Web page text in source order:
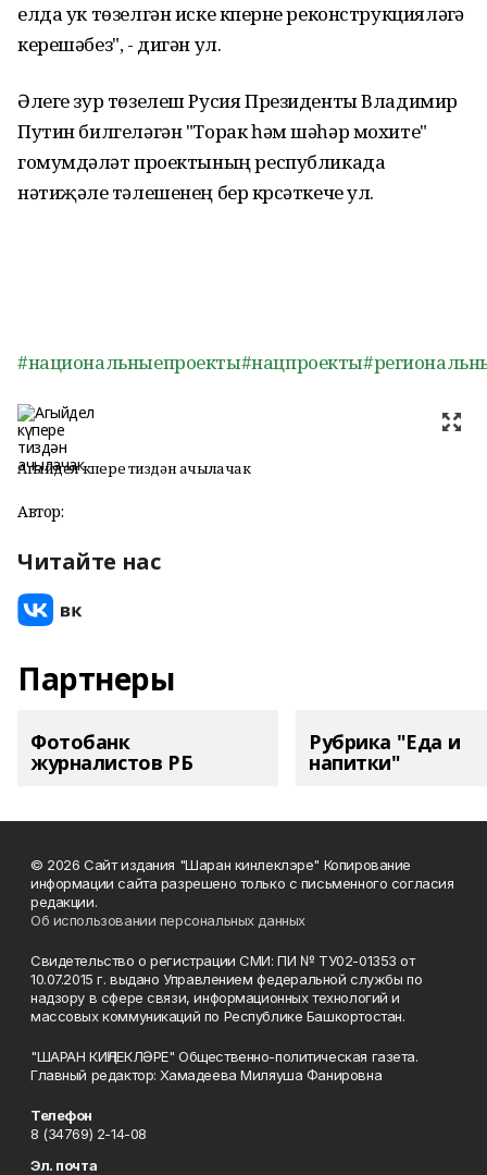
елда ук төзелгән иске күперне реконструкцияләүгә
керешәбез", - дигән ул.
Әлеге зур төзелеш Русия Президенты Владимир
Путин билгеләгән "Торак һәм шәһәр мохите"
гомумдәүләт проектының республикада
нәтиҗәле үтәлешенең бер күрсәткече ул.
#национальныепроекты#нацпроекты
Агыйдел күпере тиздән ачылачак
Автор:
Читайте нас
Партнеры
Фотобанк
журналистов РБ
Рубрика "Еда и
напитки"
© 2026 Сайт издания "Шаран кинлеклэре" Копирование
информации сайта разрешено только с письменного согласия
редакции.
Об использовании персональных данных
Свидетельство о регистрации СМИ: ПИ № ТУ02-01353 от
10.07.2015 г. выдано Управлением федеральной службы по
надзору в сфере связи, информационных технологий и
массовых коммуникаций по Республике Башкортостан.
"ШАРАН КИҢЛЕКЛӘРЕ" Общественно-политическая газета.
Главный редактор: Хамадеева Миляуша Фанировна
Телефон
8 (34769) 2-14-08
Эл. почта